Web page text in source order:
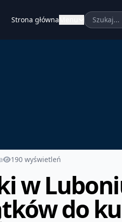
Strona główna
190 wyświetleń
w
do